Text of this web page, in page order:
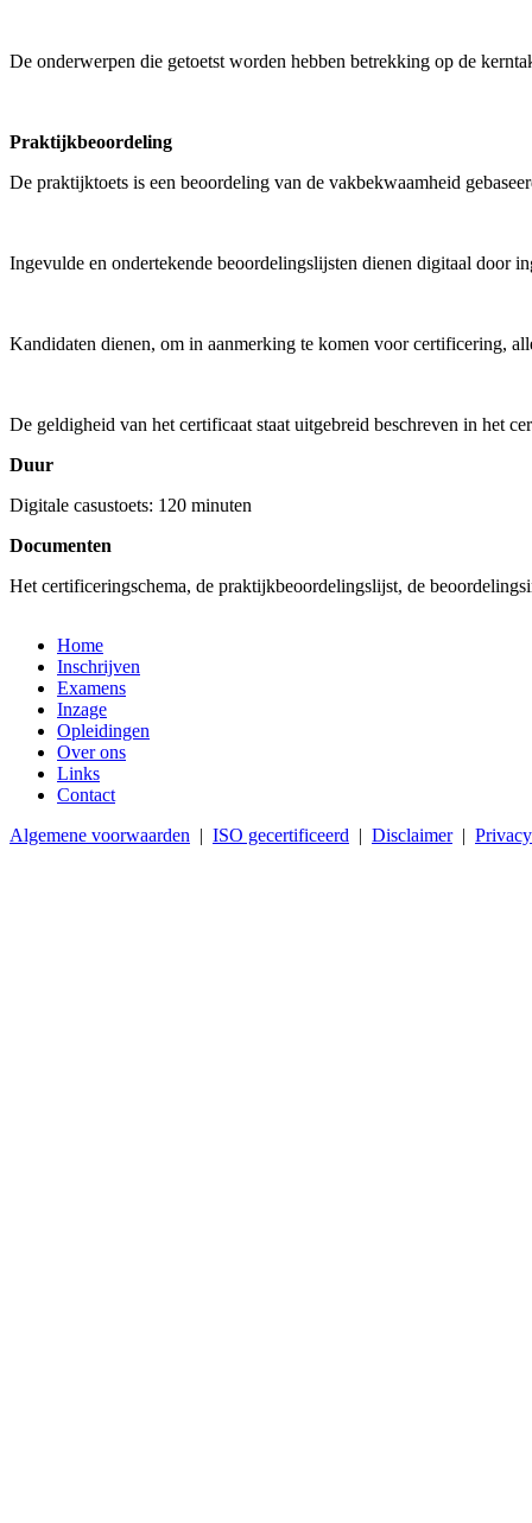
De onderwerpen die getoetst worden hebben betrekking op de
Praktijkbeoordeling
De praktijktoets is een beoordeling van de vakbekwaamheid
Ingevulde en ondertekende beoordelingslijsten dienen digitaal door
Kandidaten dienen, om in aanmerking te komen voor certificering,
De geldigheid van het certificaat staat uitgebreid beschreven in het
Duur
Digitale casustoets: 120 minuten
Documenten
Het certificeringschema, de praktijkbeoordelingslijst, de
Home
Inschrijven
Examens
Inzage
Opleidingen
Over ons
Links
Contact
Algemene voorwaarden | ISO gecertificeerd | Disclaimer|